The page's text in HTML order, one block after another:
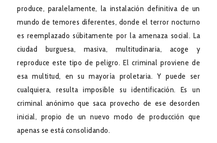
produce, paralelamente, la instalación definitiva de un
mundo de temores diferentes, donde el terror nocturno
es reemplazado súbitamente por la amenaza social. La
ciudad burguesa, masiva, multitudinaria, acoge y
reproduce este tipo de peligro. El criminal proviene de
esa multitud, en su mayoría proletaria. Y puede ser
cualquiera, resulta imposible su identificación. Es un
criminal anónimo que saca provecho de ese desorden
inicial, propio de un nuevo modo de producción que
apenas se está consolidando.